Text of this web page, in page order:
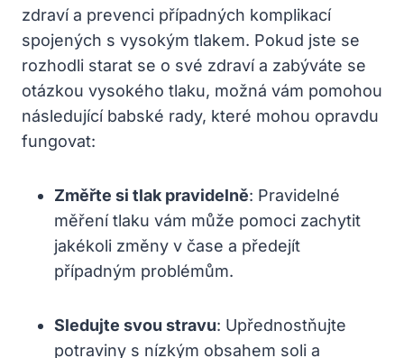
zdraví a prevenci případných komplikací
spojených s vysokým tlakem. Pokud jste se
rozhodli starat se o své zdraví a zabýváte se
otázkou vysokého tlaku, možná vám pomohou
následující babské rady, které mohou opravdu
fungovat:
Změřte si tlak pravidelně: Pravidelné
měření tlaku vám může pomoci zachytit
jakékoli změny v čase a předejít
případným problémům.
Sledujte svou stravu: Upřednostňujte
potraviny s nízkým obsahem soli a